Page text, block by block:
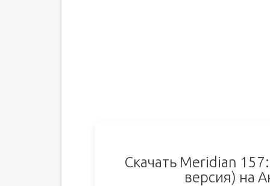
Скачать Meridian
версия) на